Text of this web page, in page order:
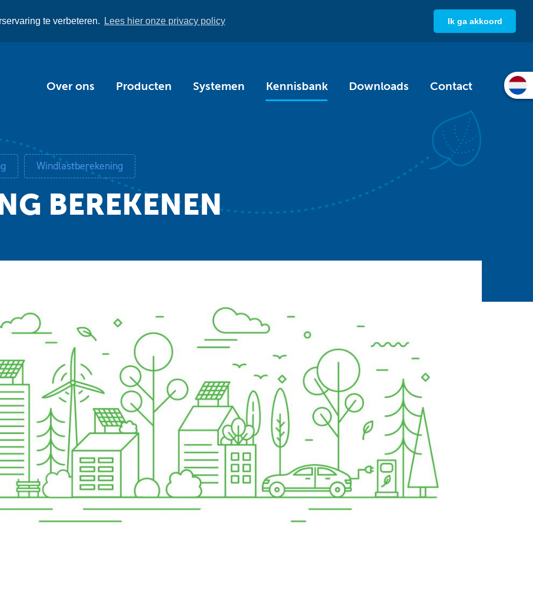
te verbeteren. Lees hier onze privacy policy Ik ga akkoord
Over ons Producten Systemen Kennisbank Downloads Contact
Windlastberekening